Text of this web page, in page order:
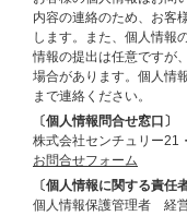
内容の連絡のため、お客
します。また、個人情報
情報の提出は任意ですが
場合があります。個人情
まで連絡ください。
〔個人情報問合せ窓口〕
株式会社センチュリー21
お問合せフォーム
〔個人情報に関する責任者
個人情報保護管理者 経